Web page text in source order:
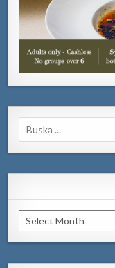
Search
for:
Archivo